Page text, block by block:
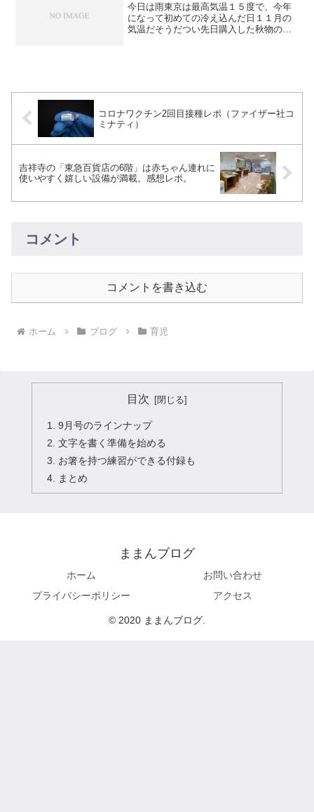
今日は雨東京は最高気温１５度で、今年
になって初めての冷え込んだ日１１月の
気温だそうだつい先日購入した秋物のニ
コロナワクチン2回目接種レポ（ファイザー社コ
ミナティ）
吉祥寺の「東急百貨店の6階」は赤ちゃん連れに
使いやすく嬉しい設備が満載。感想レポ。
コメント
コメントを書き込む
ホーム ブログ 育児
目次
9月号のラインナップ
文字を書く準備を始める
お箸を持つ練習ができる付録も
まとめ
ままんブログ
ホーム
お問い合わせ
プライバシーポリシー
アクセス
© 2020 ままんブログ.